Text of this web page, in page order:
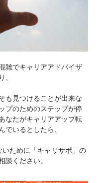
雑でキャリアアドバイザ
、
も見つけることが出来な
プのためのステップが停
なたがキャリアアップ転
でいるとしたら、
ために「キャリサポ」の
談ください。